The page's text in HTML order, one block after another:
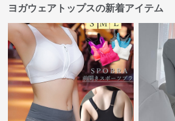
ヨガウェアトップスの新着アイテム